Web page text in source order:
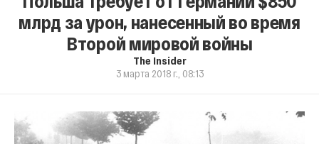
млрд за урон, нанесенный во время
Второй мировой войны
The Insider
3 марта 2018 г., 08:13